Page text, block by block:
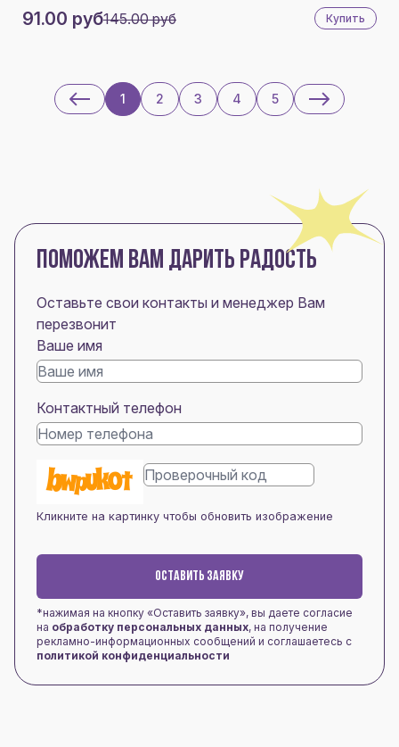
91.00 руб145.00 руб Купить
1 2 3 4 5
ПОМОЖЕМ ВАМ ДАРИТЬ РАДОСТЬ
Оставьте свои контакты и менеджер Вам
перезвонит
Ваше имя
Контактный телефон
Кликните на картинку чтобы обновить изображение
ОСТАВИТЬ ЗАЯВКУ
*нажимая на кнопку «Оставить заявку», вы даете согласие
на обработку персональных данных, на получение
рекламно-информационных сообщений и соглашаетесь с
политикой конфиденциальности